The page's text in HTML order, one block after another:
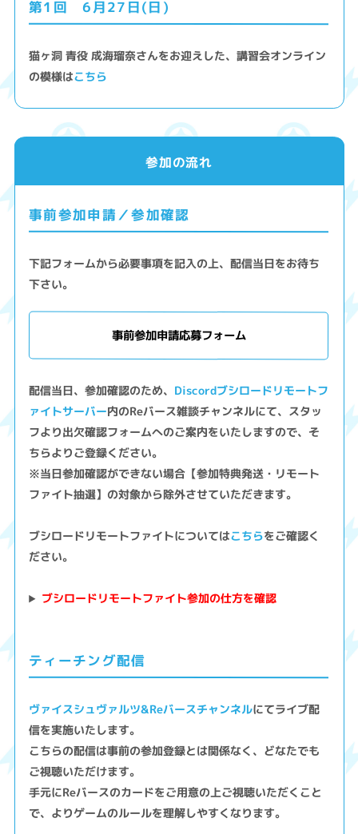
第1回 6月27日(日)
猫ヶ洞 青役 成海瑠奈さんをお迎えした、講習会オンライン
の模様はこちら
参加の流れ
事前参加申請／参加確認
下記フォームから必要事項を記入の上、配信当日をお待ち
下さい。
事前参加申請応募フォーム
配信当日、参加確認のため、 Discordブシロードリモートフ
ァイトサーバー内のReバース雑談チャンネルにて、スタッ
フより出欠確認フォームへのご案内をいたしますので、そ
ちらよりご登録ください。
※当日参加確認ができない場合【参加特典発送・リモート
ファイト抽選】の対象から除外させていただきます。
ブシロードリモートファイトについてはこちらをご確認く
ださい。
ブシロードリモートファイト参加の仕方を確認
ティーチング配信
ヴァイスシュヴァルツ&Reバースチャンネルにてライブ配
信を実施いたします。
こちらの配信は事前の参加登録とは関係なく、どなたでも
ご視聴いただけます。
手元にReバースのカードをご用意の上ご視聴いただくこと
で、よりゲームのルールを理解しやすくなります。